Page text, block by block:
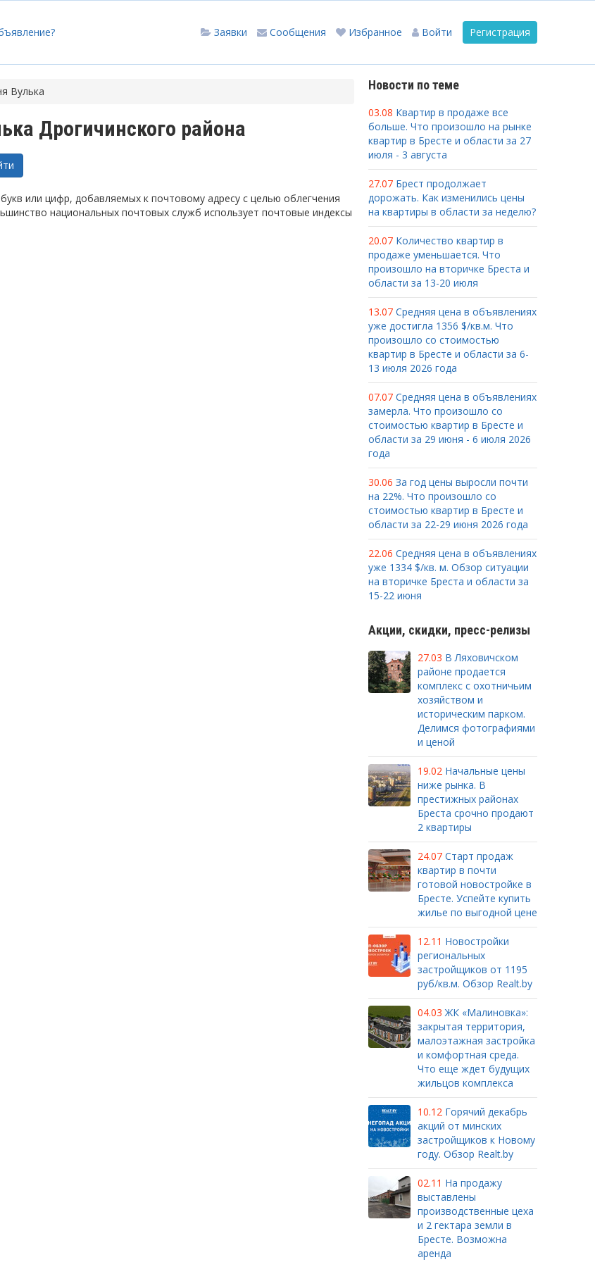
Регистрация
Войти
Избранное
Сообщения
Заявки
Вулька
Дрогичинского района
или цифр, добавляемых к почтовому адресу с целью облегчения
национальных почтовых служб использует почтовые индексы
Новости по теме
03.08 Квартир в продаже все
больше. Что произошло на рынке
квартир в Бресте и области за 27
июля - 3 августа
27.07 Брест продолжает
дорожать. Как изменились цены
на квартиры в области за неделю?
20.07 Количество квартир в
продаже уменьшается. Что
произошло на вторичке Бреста и
области за 13-20 июля
13.07 Средняя цена в объявлениях
уже достигла 1356 $/кв.м. Что
произошло со стоимостью
квартир в Бресте и области за 6-
13 июля 2026 года
07.07 Средняя цена в объявлениях
замерла. Что произошло со
стоимостью квартир в Бресте и
области за 29 июня - 6 июля 2026
года
30.06 За год цены выросли почти
на 22%. Что произошло со
стоимостью квартир в Бресте и
области за 22-29 июня 2026 года
22.06 Средняя цена в объявлениях
уже 1334 $/кв. м. Обзор ситуации
на вторичке Бреста и области за
15-22 июня
Акции, скидки, пресс-релизы
27.03 В Ляховичском
районе продается
комплекс с охотничьим
хозяйством и
историческим парком.
Делимся фотографиями
и ценой
19.02 Начальные цены
ниже рынка. В
престижных районах
Бреста срочно продают
2 квартиры
24.07 Старт продаж
квартир в почти
готовой новостройке в
Бресте. Успейте купить
жилье по выгодной цене
12.11 Новостройки
региональных
застройщиков от 1195
руб/кв.м. Обзор Realt.by
04.03 ЖК «Малиновка»:
закрытая территория,
малоэтажная застройка
и комфортная среда.
Что еще ждет будущих
жильцов комплекса
10.12 Горячий декабрь
акций от минских
застройщиков к Новому
году. Обзор Realt.by
02.11 На продажу
выставлены
производственные цеха
и 2 гектара земли в
Бресте. Возможна
аренда